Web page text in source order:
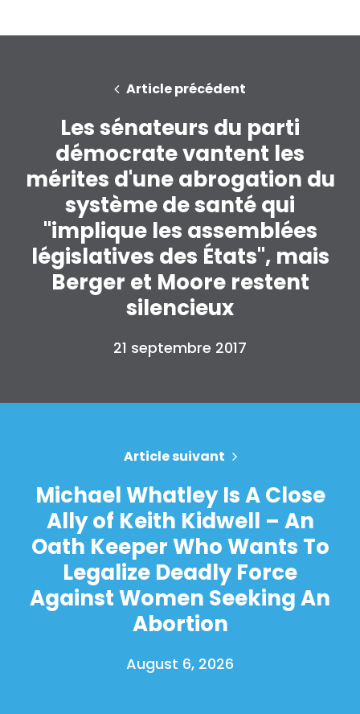
Article précédent
Les sénateurs du parti
démocrate vantent les
mérites d'une abrogation du
système de santé qui
"implique les assemblées
législatives des États", mais
Berger et Moore restent
silencieux
21 septembre 2017
Article suivant
Michael Whatley Is A Close
Ally of Keith Kidwell – An
Oath Keeper Who Wants To
Legalize Deadly Force
Against Women Seeking An
Abortion
August 6, 2026